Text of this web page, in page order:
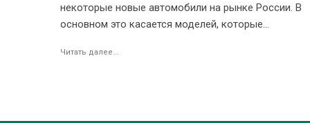
некоторые новые автомобили на рынке России. В
основном это касается моделей, которые...
Читать далее...